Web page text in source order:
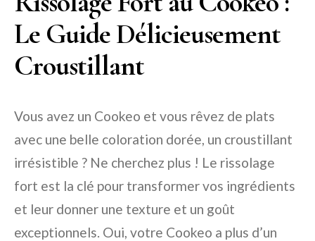
Le Guide Délicieusement
Croustillant
Vous avez un Cookeo et vous rêvez de plats
avec une belle coloration dorée, un croustillant
irrésistible ? Ne cherchez plus ! Le rissolage
fort est la clé pour transformer vos ingrédients
et leur donner une texture et un goût
exceptionnels. Oui, votre Cookeo a plus d’un